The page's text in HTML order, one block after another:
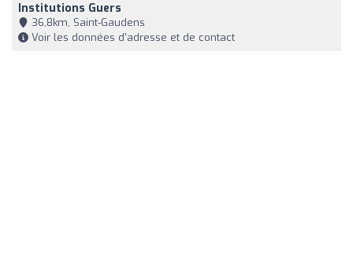
Institutions Guers
36,8km, Saint-Gaudens
Voir les données d'adresse et de contact